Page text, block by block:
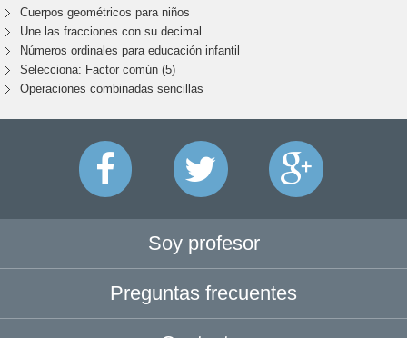
Cuerpos geométricos para niños
Une las fracciones con su decimal
Números ordinales para educación infantil
Selecciona: Factor común (5)
Operaciones combinadas sencillas
Soy profesor
Preguntas frecuentes